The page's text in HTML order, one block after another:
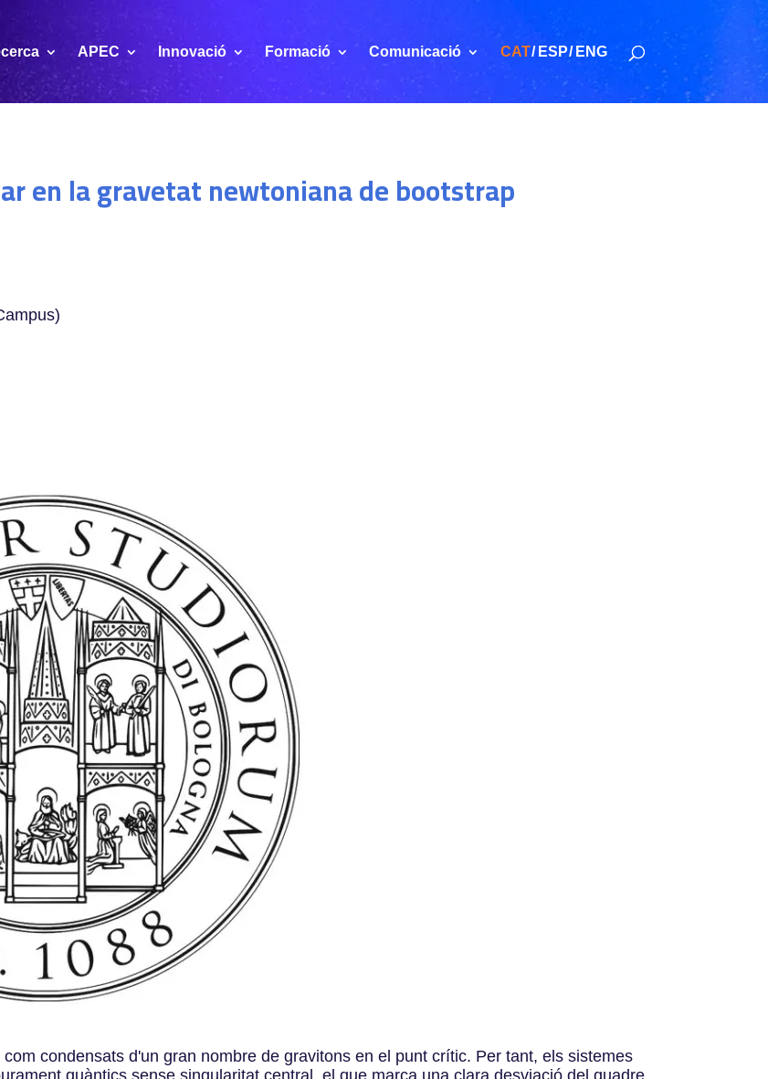
APEC Innovació Formació Comunicació CAT ESP ENG
en la gravetat newtoniana de bootstrap
condensats d'un gran nombre de gravitons en el punt crític. Per tant, els sistemes
quàntics sense singularitat central, el que marca una clara desviació del quadre